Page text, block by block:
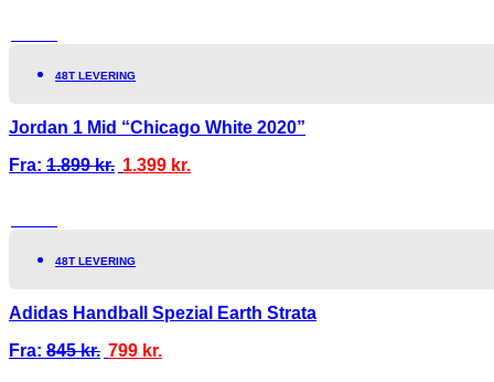
48T LEVERING
Jordan 1 Mid “Chicago White 2020”
Fra: 1.899kr. 1.399 kr.
48T LEVERING
Adidas Handball Spezial Earth Strata
Fra: 845kr. 799 kr.